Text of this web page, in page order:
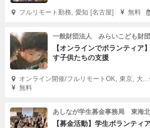
フルリモート勤務, 愛知 [名古屋] 無料
一般財団法人 みらいこども財団
【オンラインでボランティア
す子供たちの支援
オンライン開催/フルリモートOK, 東京, 大
無料
あしなが学生募金事務局 東海
【募金活動】学生ボランティ